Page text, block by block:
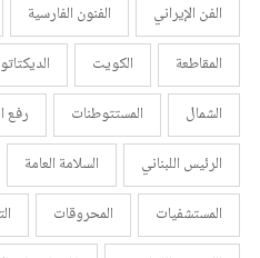
الفن الإيراني
الفنون الفارسية
المقاطعة
الكويت
الشمال
المستتوطنات رفع
الرئيس اللبناني
السلامة العامة
المستشفيات
المحروقات